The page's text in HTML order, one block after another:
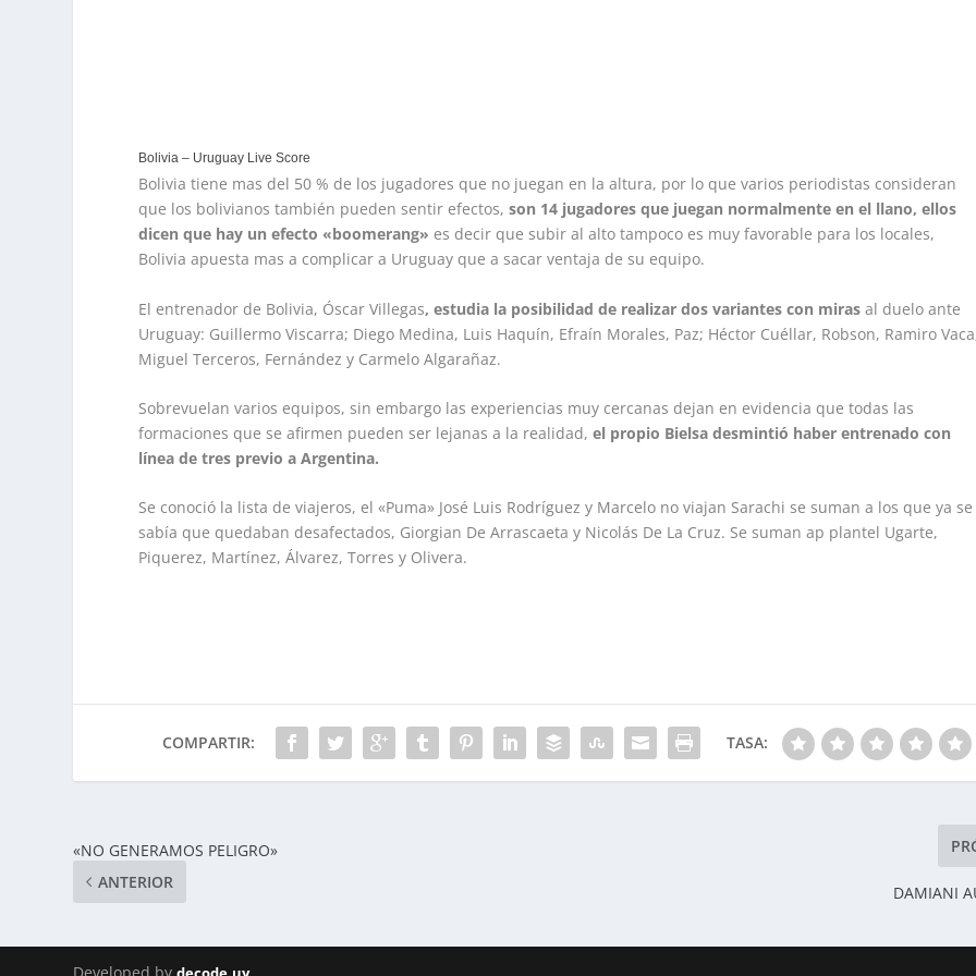
Bolivia – Uruguay Live Score
Bolivia tiene mas del 50 % de los jugadores que no juegan en la altura, por lo que varios periodistas consideran
que los bolivianos también pueden sentir efectos,son 14 jugadores que juegan normalmente en el llano, ellos
dicen que hay un efecto «boomerang» es decir que subir al alto tampoco es muy favorable para los locales,
Bolivia apuesta mas a complicar a Uruguay que a sacar ventaja de su equipo.
El entrenador de Bolivia, Óscar Villegas, estudia la posibilidad de realizar dos variantes con mirasal duelo ante
Uruguay: Guillermo Viscarra; Diego Medina, Luis Haquín, Efraín Morales, Paz; Héctor Cuéllar, Robson, Ramiro
Miguel Terceros, Fernández y Carmelo Algarañaz.
Sobrevuelan varios equipos, sin embargo las experiencias muy cercanas dejan en evidencia que todas las
formaciones que se afirmen pueden ser lejanas a la realidad,el propio Bielsa desmintió haber entrenado con
línea de tres previo a Argentina.
Se conoció la lista de viajeros, el «Puma» José Luis Rodríguez y Marcelo no viajan Sarachi se suman a los que ya se
sabía que quedaban desafectados, Giorgian De Arrascaeta y Nicolás De La Cruz. Se suman ap plantel Ugarte,
Piquerez, Martínez, Álvarez, Torres y Olivera.
COMPARTIR: TASA:
«NO GENERAMOS PELIGRO»
ANTERIOR
DAMIANI
Developed by